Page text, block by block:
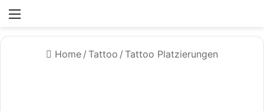
Home / Tattoo / Tattoo Platzierungen